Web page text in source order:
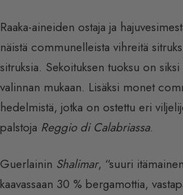
Raaka-aineiden ostaja ja
näistä communelleista vihreitä
sitruksia. Sekoituksen tuoksu on
valinnan mukaan. Lisäksi monet
hedelmistä, jotka on ostettu eri
palstoja Reggio di Calabriassa.
Guerlainin Shalimar, “suuri
kaavassaan 30 % bergamottia,